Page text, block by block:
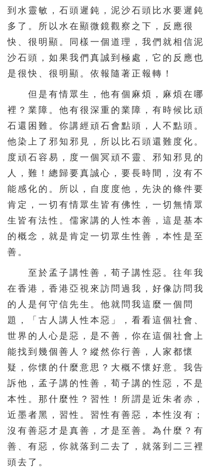
到水靈敏，石頭遲鈍，泥沙石頭比水要遲鈍
多了。所以水在顯微鏡觀察之下，反應很
快、很明顯。同樣一個道理，我們就相信泥
沙石頭，如果我們真誠到極處，它的反應也
是很快、很明顯。依報隨著正報轉！
但是有情眾生，他有個麻煩，麻煩在哪
裡？業障。他有很深重的業障，有時候比頑
石還困難。你講經頑石會點頭，人不點頭。
他染上了邪知邪見，所以比石頭還難度化。
度頑石容易，度一個冥頑不靈、邪知邪見的
人，難！總歸要真誠心，要長時間，沒有不
能感化的。所以，自度度他，先決的條件要
肯定，一切有情眾生皆有佛性，一切無情眾
生皆有法性。儒家講的人性本善，這是基本
的概念，就是肯定一切眾生性善，本性是至
善。
至於孟子講性善，荀子講性惡。往年我
在香港，香港亞視來訪問過我，好像訪問我
的人是何守信先生。他就問我這麼一個問
題，「古人講人性本惡」，看看這個社會、
世界的人心是惡，是不善，你在這個社會上
能找到幾個善人？縱然你行善，人家都懷
疑，你懷的什麼意思？大概不懷好意。我告
訴他，孟子講的性善，荀子講的性惡，不是
本性。那什麼性？習性！所謂是近朱者赤，
近墨者黑，習性。習性有善惡，本性沒有；
沒有善惡才是真善，才是至善。為什麼？有
善、有惡，你就落到二去了，就落到二三裡
頭去了。